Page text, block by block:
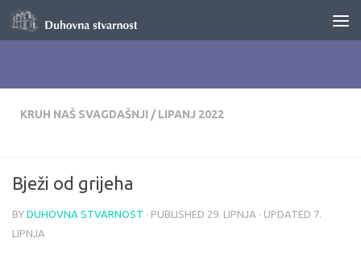
Skip to content
KRUH NAŠ SVAGDAŠNJI / LIPANJ 2022
Bježi od grijeha
BY DUHOVNA STVARNOST · PUBLISHED 29. LIPNJA · UPDATED 7.
LIPNJA